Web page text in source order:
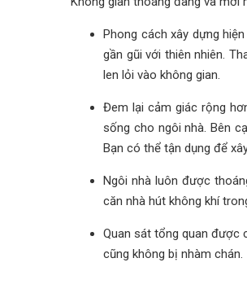
Phong cách xây dựng
gần gũi với thiên nhiên.
len lỏi vào không gian.
Đem lại cảm giác rộng
sống cho ngôi nhà. Bên
Bạn có thể tận dụng để
Ngôi nhà luôn được
căn nhà hút không khí
Quan sát tổng quan được
cũng không bị nhàm chán.